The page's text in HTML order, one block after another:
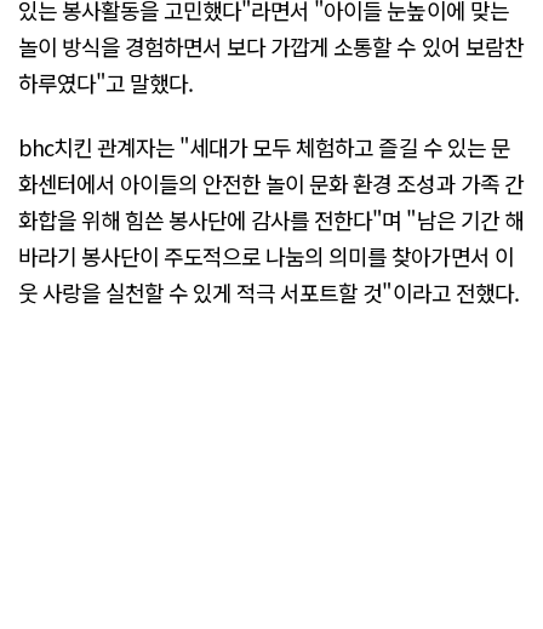
있는 봉사활동을 고민했다"라면서 "아이들 눈높이에 맞는
놀이 방식을 경험하면서 보다 가깝게 소통할 수 있어 보람찬
하루였다"고 말했다.
bhc치킨 관계자는 "세대가 모두 체험하고 즐길 수 있는 문
화센터에서 아이들의 안전한 놀이 문화 환경 조성과 가족 간
화합을 위해 힘쓴 봉사단에 감사를 전한다"며 "남은 기간 해
바라기 봉사단이 주도적으로 나눔의 의미를 찾아가면서 이
웃 사랑을 실천할 수 있게 적극 서포트할 것"이라고 전했다.